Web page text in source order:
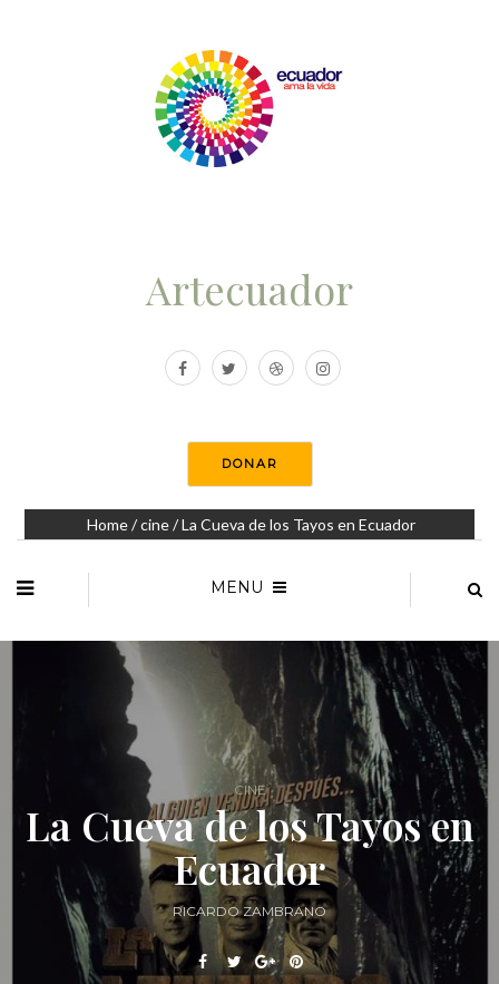
Artecuador
DONAR
Home/cine/ La Cueva de los Tayos en Ecuador
MENU
CINE
La Cueva de los Tayos en
Ecuador
RICARDO ZAMBRANO